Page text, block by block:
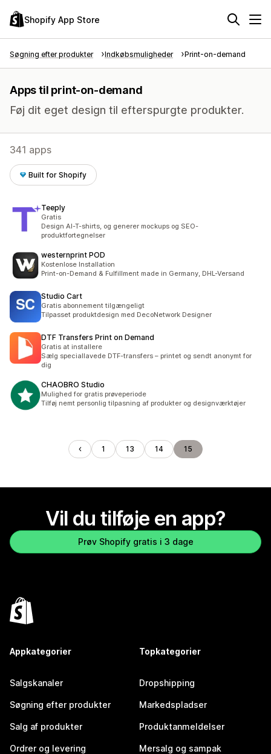
Shopify App Store
Søgning efter produkter Indkøbsmuligheder Print-on-demand
Apps til print-on-demand
Føj dit eget design til efterspurgte produkter.
341 apps
Built for Shopify
Teeply
Gratis
Design AI-T-shirts, og generer mockups og SEO-
produktfortegnelser
westernprint POD
Kostenlose Installation
Print-on-Demand & Fulfillment made in Germany, DHL-Versand
Studio Cart
Gratis abonnement tilgængeligt
Tilpasset produktdesign med DecoNetwork Designer
DTF Transfers Print on Demand
Gratis at installere
Sælg speciallavede DTF-transfers – printet og sendt anonymt for
dig
CHAOBRO Studio
Mulighed for gratis prøveperiode
Tilføj nemt personlig tilpasning af produkter og designværktøjer
1 13 14 15
Vil du tilføje en app?
Prøv Shopify gratis i 3 dage
Appkategorier
Salgskanaler
Søgning efter produkter
Salg af produkter
Ordrer og levering
Topkategorier
Dropshipping
Markedspladser
Produktanmeldelser
Mersalg og sampak